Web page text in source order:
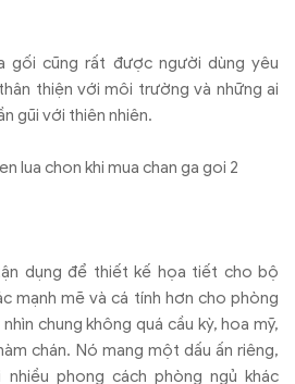
gối cũng rất được người dùng yêu
thiện với môi trường và những ai
gũi với thiên nhiên.
dụng để thiết kế họa tiết cho bộ
mạnh mẽ và cá tính hơn cho phòng
chung không quá cầu kỳ, hoa mỹ,
chán. Nó mang một dấu ấn riêng,
phong cách phòng ngủ khác